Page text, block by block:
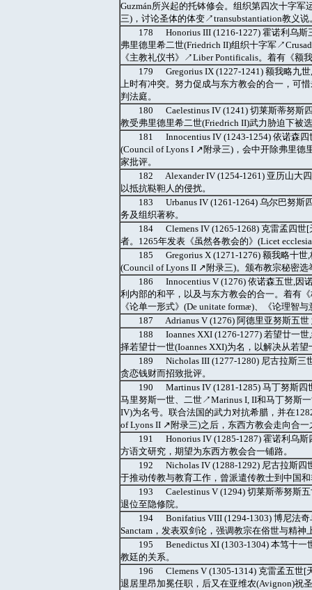
Guzmán所兴起的托钵修会。组织第四次十字
三)，讨论圣体的体变↗transubstantiation教义说
178 Honorius III (1216-1227) 霍诺利乌斯
弗里德里希二世(Friedrich II)组织十字军
《主教礼仪书》↗Liber Pontificalis。着有《额
179 Gregorius IX (1227-1241) 额我略九
上时有冲突。努力促成与东方教会的合一，可
判法庭。
180 Caelestinus IV (1241) 切莱斯蒂努斯
教受弗里德里希二世(Friedrich II)武力胁迫下被
181 Innocentius IV (1243-1254) 依诺森四
(Council of Lyons I ↗附录三)，会中开除弗里德
家批评。
182 Alexander IV (1254-1261) 亚历山大
以抵抗鞑靼人的侵扰。
183 Urbanus IV (1261-1264) 乌尔巴努斯
务及组织著称。
184 Clemens IV (1265-1268) 克雷孟四世
者。1265年发表《虽然各教会的》(Licet
185 Gregorius X (1271-1276) 额我略十世
(Council of Lyons II ↗附录三)。颁布教宗秘密
186 Innocentius V (1276) 依诺森五世,因
利内部的和平，以及与东方教会的合一。着有《
《论单一形式》(De unitate formæ)、《论理智
187 Adrianus V (1276) 阿德里亚努斯五世
188 Ioannes XXI (1276-1277) 若望廿一
择若望廿一世(Ioannes XXI)为名，以解决从若
189 Nicholas III (1277-1280) 尼古拉斯三
贪恋钱财而招致批评。
190 Martinus IV (1281-1285) 马丁努斯四
马里努斯一世、二世↗Marinus I, II和马丁努斯
IV)为名号。联合法国的武力对抗希腊，并在
of Lyons II ↗附录三)之后，东西方教会走向合一
191 Honorius IV (1285-1287) 霍诺利乌斯
方语文研究，期望为东西方教会合一铺路。
192 Nicholas IV (1288-1292) 尼古拉斯四
于推动传教与教育工作，曾派遣传教士到中国
193 Caelestinus V (1294) 切莱斯蒂努斯
退位至隐修院。
194 Bonifatius VIII (1294-1303) 博尼法
Sanctam，发表双剑论，强调教宗在俗世与精神
195 Benedictus XI (1303-1304) 本笃十一
教廷的关系。
196 Clemens V (1305-1314) 克雷孟五世[
退居里昂加冕任职，后又在亚维农(Avignon)祝